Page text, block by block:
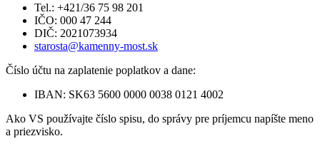
Tel.: +421/36 75 98 201
IČO: 000 47 244
DIČ: 2021073934
starosta@kamenny-most.sk
Číslo účtu na zaplatenie poplatkov a dane:
IBAN: SK63 5600 0000 0038 0121 4002
Ako VS používajte číslo spisu, do správy pre príjemcu napíšte meno
a priezvisko.